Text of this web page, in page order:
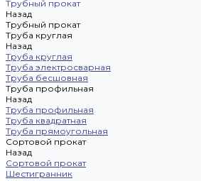
Трубный прокат
Назад
Трубный прокат
Труба круглая
Назад
Труба круглая
Труба электросварная
Труба бесшовная
Труба профильная
Назад
Труба профильная
Труба квадратная
Труба прямоугольная
Сортовой прокат
Назад
Сортовой прокат
Шестигранник